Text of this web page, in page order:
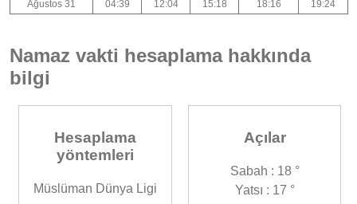
Ağustos 31
04:39 12:04 15:18 18:16 19:24
Namaz vakti hesaplama hakkında
bilgi
Hesaplama
yöntemleri
Müslüman Dünya Ligi
Açılar
Sabah : 18 °
Yatsı : 17 °